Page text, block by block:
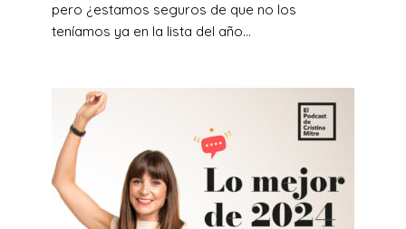
pero ¿estamos seguros de que no los
teníamos ya en la lista del año...